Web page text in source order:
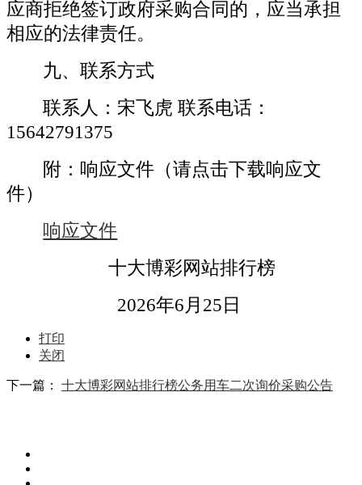
应商拒绝签订政府采购合同的，应当承担
相应的法律责任。
九、联系方式
联系人：宋飞虎 联系电话：
15642791375
附：响应文件（请点击下载响应文
件）
响应文件
十大博彩网站排行榜
2026年6 月 25 日
打印
关闭
下一篇： 十大博彩网站排行榜公务用车二次询价采购公告